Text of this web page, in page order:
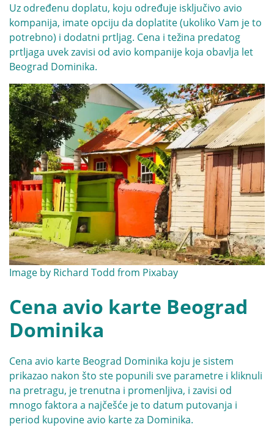
Uz određenu doplatu, koju određuje isključivo avio
kompanija, imate opciju da doplatite (ukoliko Vam je to
potrebno) i dodatni prtljag. Cena i težina predatog
prtljaga uvek zavisi od avio kompanije koja obavlja let
Beograd Dominika.
Image by Richard Todd from Pixabay
Cena avio karte Beograd
Dominika
Cena avio karte Beograd Dominika koju je sistem
prikazao nakon što ste popunili sve parametre i kliknuli
na pretragu, je trenutna i promenljiva, i zavisi od
mnogo faktora a najčešće je to datum putovanja i
period kupovine avio karte za Dominika.